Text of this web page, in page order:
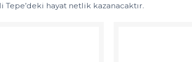
Tepe’deki hayat netlik kazanacaktır.